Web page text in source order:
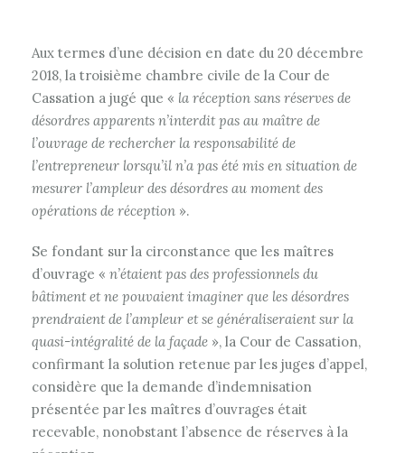
Aux termes d’une décision en date du 20 décembre
2018, la troisième chambre civile de la Cour de
Cassation a jugé que « la réception sans réserves de
désordres apparents n’interdit pas au maître de
l’ouvrage de rechercher la responsabilité de
l’entrepreneur lorsqu’il n’a pas été mis en situation de
mesurer l’ampleur des désordres au moment des
opérations de réception ».
Se fondant sur la circonstance que les maîtres
d’ouvrage « n’étaient pas des professionnels du
bâtiment et ne pouvaient imaginer que les désordres
prendraient de l’ampleur et se généraliseraient sur la
quasi-intégralité de la façade », la Cour de Cassation,
confirmant la solution retenue par les juges d’appel,
considère que la demande d’indemnisation
présentée par les maîtres d’ouvrages était
recevable, nonobstant l’absence de réserves à la